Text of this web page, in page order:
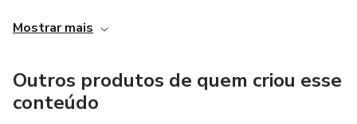
aceitação e celebração de quem somos, do ir além das
reflexo do que está dentro, o macrocosmo é igual ao
microcosmo. Temos consciência que se quisermos mudar o
mundo, antes mudemos a nós mesmos.
Mostrar mais
Outros produtos de quem criou esse
conteúdo